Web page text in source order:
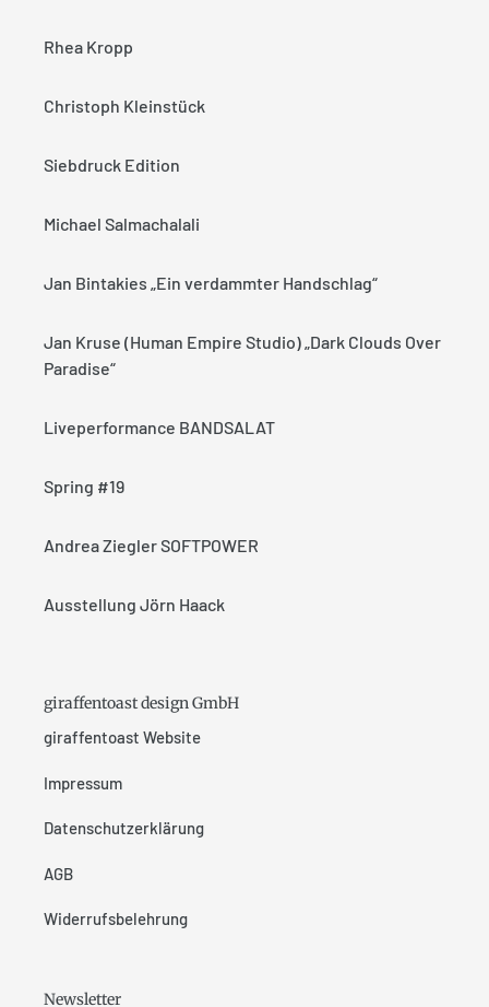
Rhea Kropp
Christoph Kleinstück
Siebdruck Edition
Michael Salmachalali
Jan Bintakies „Ein verdammter Handschlag“
Jan Kruse (Human Empire Studio) „Dark Clouds Over
Paradise“
Liveperformance BANDSALAT
Spring #19
Andrea Ziegler SOFTPOWER
Ausstellung Jörn Haack
giraffentoast design GmbH
giraffentoast Website
Impressum
Datenschutzerklärung
AGB
Widerrufsbelehrung
Newsletter